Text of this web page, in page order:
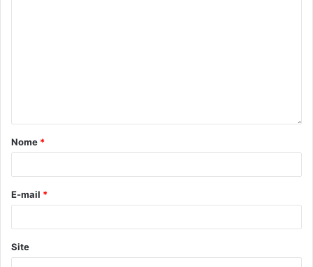
residentes e funcionários. Para atingir o máximo de
eficácia, cada pessoa vai receber duas doses da
Nome *
E-mail *
Site